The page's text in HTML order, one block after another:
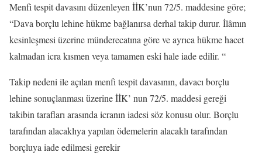
Menfi tespit davasını düzenleyen İİK’nun 72/5. maddesine göre;
“Dava borçlu lehine hükme bağlanırsa derhal takip durur. İlâmın
kesinleşmesi üzerine münderecatına göre ve ayrıca hükme hacet
kalmadan icra kısmen veya tamamen eski hale iade edilir. “
Takip nedeni ile açılan menfi tespit davasının, davacı borçlu
lehine sonuçlanması üzerine İİK’ nun 72/5. maddesi gereği
takibin tarafları arasında icranın iadesi söz konusu olur. Borçlu
tarafından alacaklıya yapılan ödemelerin alacaklı tarafından
borçluya iade edilmesi gerekir